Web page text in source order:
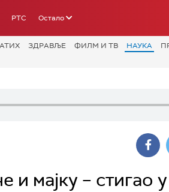
РТС Остало
ЗДРАВЉЕ ФИЛМ И ТВ НАУКА
и мајку – стигао у